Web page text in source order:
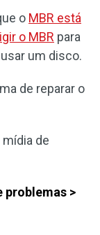
o MBR está
o MBR para
um disco.
de reparar o
de
problemas >